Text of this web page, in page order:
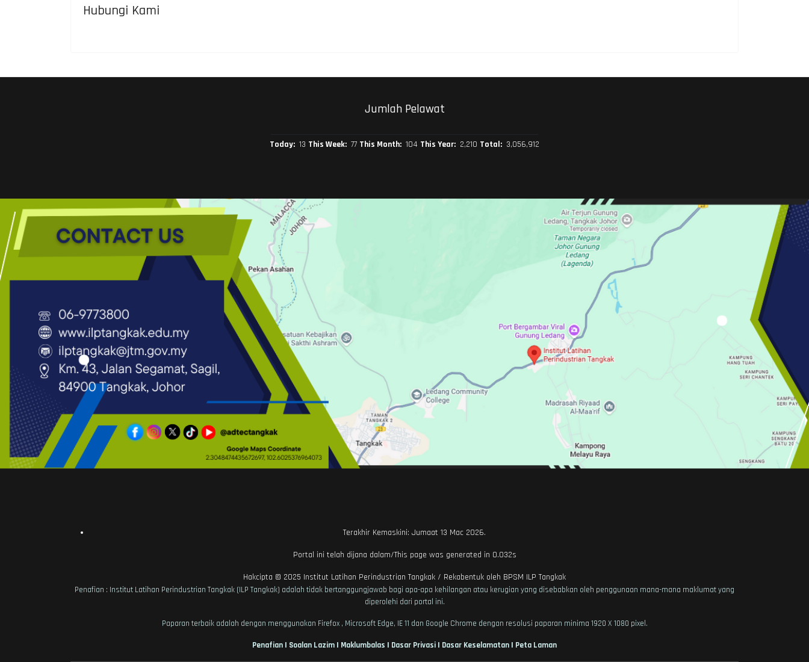
Hubungi Kami
Jumlah Pelawat
Today: 13 This Week: 77 This Month: 104 This Year: 2,210 Total: 3,056,912
Terakhir Kemaskini: Jumaat 13 Mac 2026.
Portal ini telah dijana dalam/This page was generated in 0.032s
Hakcipta © 2025 Institut Latihan Perindustrian Tangkak / Rekabentuk oleh BPSM ILP Tangkak
Penafian : Institut Latihan Perindustrian Tangkak (ILP Tangkak) adalah tidak bertanggungjawab bagi apa-apa kehilangan atau kerugian yang disebabkan oleh penggunaan mana-mana maklumat yang
diperolehi dari portal ini.
Paparan terbaik adalah dengan menggunakan Firefox , Microsoft Edge, IE 11 dan Google Chrome dengan resolusi paparan minima 1920 X 1080 pixel.
Penafian | Soalan Lazim | Maklumbalas | Dasar Privasi | Dasar Keselamatan | Peta Laman